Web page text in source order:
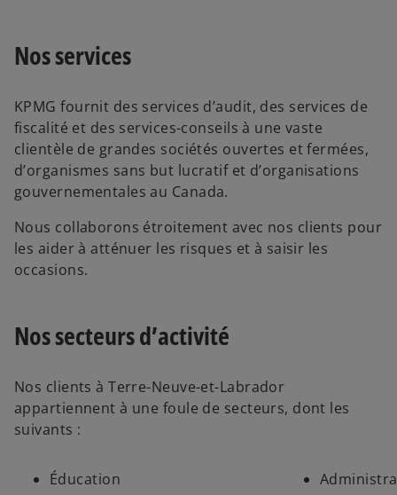
Nos services
KPMG fournit des services d’audit, des services de
fiscalité et des services-conseils à une vaste
clientèle de grandes sociétés ouvertes et fermées,
d’organismes sans but lucratif et d’organisations
gouvernementales au Canada.
Nous collaborons étroitement avec nos clients pour
les aider à atténuer les risques et à saisir les
occasions.
Nos secteurs d’activité
Nos clients à Terre-Neuve-et-Labrador
appartiennent à une foule de secteurs, dont les
suivants :
Éducation